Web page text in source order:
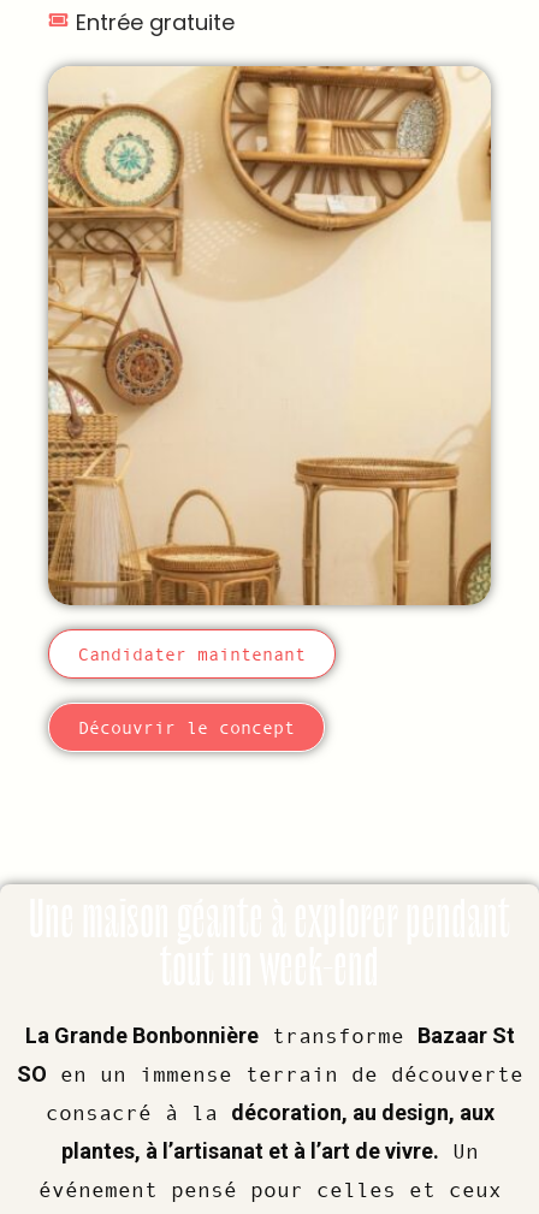
Entrée gratuite
Candidater maintenant
Découvrir le concept
La Grande Bonbonnièretransforme Bazaar St
SO en un immense terrain de découverte
consacré à la décoration, au design, aux
plantes, à l’artisanat et à l’art de vivre. Un
événement pensé pour celles et ceux